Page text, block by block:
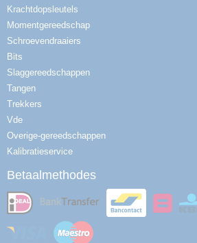
Krachtdopsleutels
Momentgereedschap
Schroevendraaiers
Bits
Slaggereedschappen
Tangen
Trekkers
Vde
Overige-gereedschappen
Kalibratieservice
Betaalmethodes